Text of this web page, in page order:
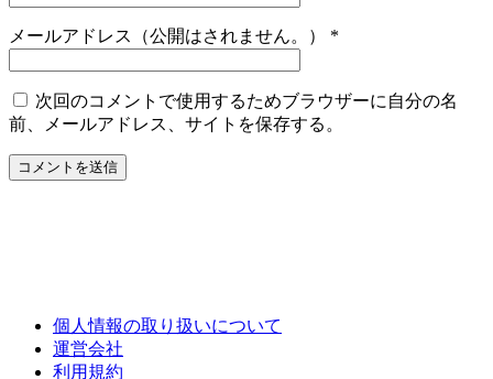
メールアドレス（公開はされません。） *
次回のコメントで使用するためブラウザーに自分の名
前、メールアドレス、サイトを保存する。
個人情報の取り扱いについて
運営会社
利用規約